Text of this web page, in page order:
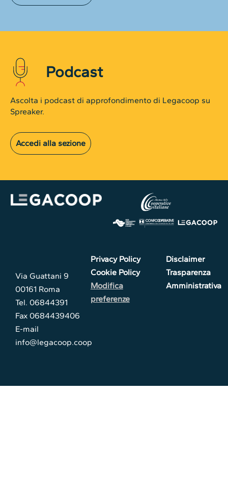
Podcast
Ascolta i podcast di approfondimento di Legacoop su
Spreaker.
Accedi alla sezione
Via Guattani 9
00161 Roma
Tel. 06844391
Fax 0684439406
E-mail
info@legacoop.coop
Privacy Policy
Cookie Policy
Modifica
preferenze
Disclaimer
Trasparenza
Amministrativa